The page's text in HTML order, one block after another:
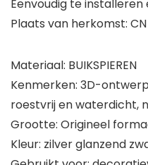
Eenvoudig te
Plaats van herkomst:
Materiaal: BUIKSPIEREN
Kenmerken: 3D-
roestvrij en waterdicht,
Grootte: Origineel
Kleur: zilver glanzend